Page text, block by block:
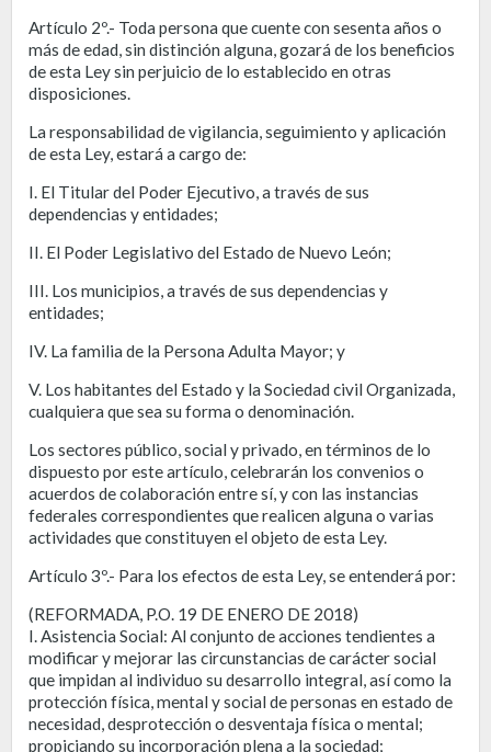
Artículo 2º.- Toda persona que cuente con sesenta años o
más de edad, sin distinción alguna, gozará de los beneficios
de esta Ley sin perjuicio de lo establecido en otras
disposiciones.
La responsabilidad de vigilancia, seguimiento y aplicación
de esta Ley, estará a cargo de:
I. El Titular del Poder Ejecutivo, a través de sus
dependencias y entidades;
II. El Poder Legislativo del Estado de Nuevo León;
III. Los municipios, a través de sus dependencias y
entidades;
IV. La familia de la Persona Adulta Mayor; y
V. Los habitantes del Estado y la Sociedad civil Organizada,
cualquiera que sea su forma o denominación.
Los sectores público, social y privado, en términos de lo
dispuesto por este artículo, celebrarán los convenios o
acuerdos de colaboración entre sí, y con las instancias
federales correspondientes que realicen alguna o varias
actividades que constituyen el objeto de esta Ley.
Artículo 3º.- Para los efectos de esta Ley, se entenderá por:
(REFORMADA, P.O. 19 DE ENERO DE 2018)
I. Asistencia Social: Al conjunto de acciones tendientes a
modificar y mejorar las circunstancias de carácter social
que impidan al individuo su desarrollo integral, así como la
protección física, mental y social de personas en estado de
necesidad, desprotección o desventaja física o mental;
propiciando su incorporación plena a la sociedad;